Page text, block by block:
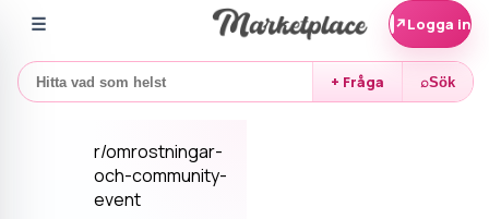
☰
+ Fråga ⌕Sök
↗Logga in
r/omrostningar-
och-community-
event